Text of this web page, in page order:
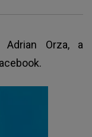
Adrian Orza, a